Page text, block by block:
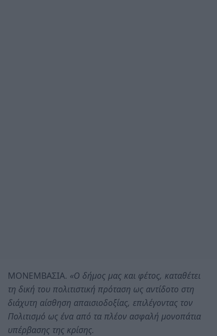
ΜΟΝΕΜΒΑΣΙΑ. «Ο δήμος μας και φέτος, καταθέτει
τη δική του πολιτιστική πρόταση ως αντίδοτο στη
διάχυτη αίσθηση απαισιοδοξίας, επιλέγοντας τον
Πολιτισμό ως ένα από τα πλέον ασφαλή μονοπάτια
υπέρβασης της κρίσης.